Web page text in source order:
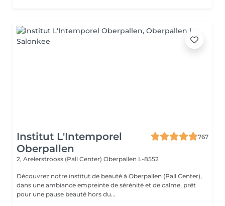
Institut L'Intemporel
Oberpallen
767
2, Arelerstrooss (Pall Center) Oberpallen L-8552
Découvrez notre institut de beauté à Oberpallen (Pall Center),
dans une ambiance empreinte de sérénité et de calme, prêt
pour une pause beauté hors du...